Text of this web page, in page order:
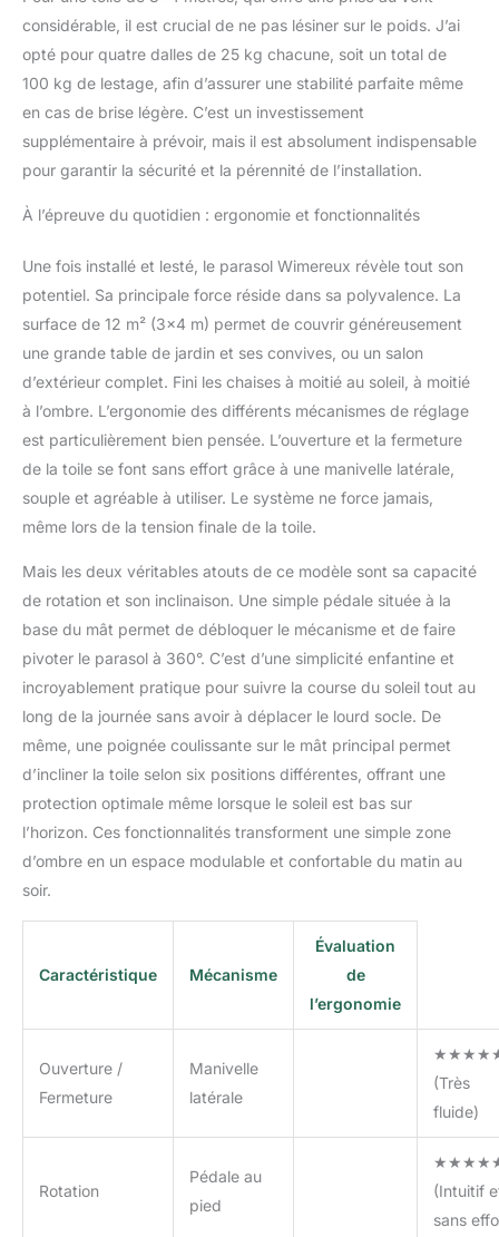
considérable, il est crucial de ne pas lésiner sur le poids. J’ai
opté pour quatre dalles de 25 kg chacune, soit un total de
100 kg de lestage, afin d’assurer une stabilité parfaite même
en cas de brise légère. C’est un investissement
supplémentaire à prévoir, mais il est absolument indispensable
pour garantir la sécurité et la pérennité de l’installation.
À l’épreuve du quotidien : ergonomie et fonctionnalités
Une fois installé et lesté, le parasol Wimereux révèle tout son
potentiel. Sa principale force réside dans sa polyvalence. La
surface de 12 m² (3×4 m) permet de couvrir généreusement
une grande table de jardin et ses convives, ou un salon
d’extérieur complet. Fini les chaises à moitié au soleil, à moitié
à l’ombre. L’ergonomie des différents mécanismes de réglage
est particulièrement bien pensée. L’ouverture et la fermeture
de la toile se font sans effort grâce à une manivelle latérale,
souple et agréable à utiliser. Le système ne force jamais,
même lors de la tension finale de la toile.
Mais les deux véritables atouts de ce modèle sont sa capacité
de rotation et son inclinaison. Une simple pédale située à la
base du mât permet de débloquer le mécanisme et de faire
pivoter le parasol à 360°. C’est d’une simplicité enfantine et
incroyablement pratique pour suivre la course du soleil tout au
long de la journée sans avoir à déplacer le lourd socle. De
même, une poignée coulissante sur le mât principal permet
d’incliner la toile selon six positions différentes, offrant une
protection optimale même lorsque le soleil est bas sur
l’horizon. Ces fonctionnalités transforment une simple zone
d’ombre en un espace modulable et confortable du matin au
soir.
Caractéristique Mécanisme
Évaluation
de
l’ergonomie
Ouverture /
Fermeture
Manivelle
latérale
(Très
fluide)
Rotation
Pédale au
pied
(Intuitif
sans